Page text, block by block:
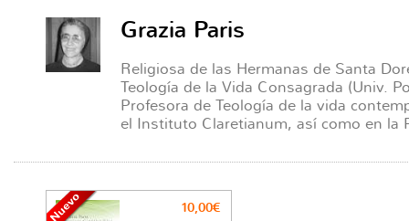
Grazia Paris
Religiosa de las Hermanas de Santa
Teología de la Vida Consagrada (Univ.
Profesora de Teología de la vida
el Instituto Claretianum, así como en la
10,00€